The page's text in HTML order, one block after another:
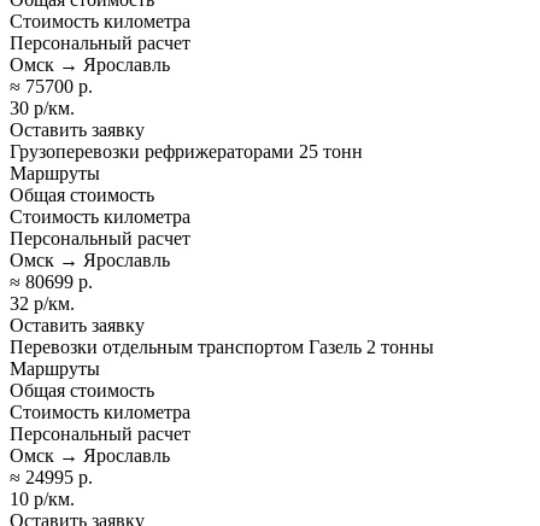
Стоимость километра
Персональный расчет
Омск → Ярославль
≈ 75700 р.
30 р/км.
Оставить заявку
Грузоперевозки рефрижераторами 25 тонн
Маршруты
Общая стоимость
Стоимость километра
Персональный расчет
Омск → Ярославль
≈ 80699 р.
32 р/км.
Оставить заявку
Перевозки отдельным транспортом Газель 2 тонны
Маршруты
Общая стоимость
Стоимость километра
Персональный расчет
Омск → Ярославль
≈ 24995 р.
10 р/км.
Оставить заявку